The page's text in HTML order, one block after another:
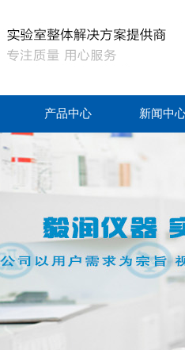
产品中心 新闻中